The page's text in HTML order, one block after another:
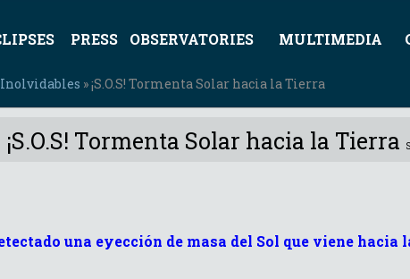
PRESS OBSERVATORIES MULTIMEDIA
Inolvidables » ¡S.O.S! Tormenta Solar hacia la Tierra
¡S.O.S! Tormenta Solar hacia la Tierra
una eyección de masa del Sol que viene